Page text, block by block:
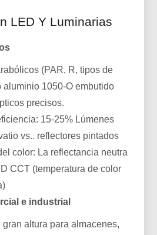
LED Y Luminarias
(PAR, R, tipos de
aluminio 1050-O embutido
precisos.
15-25% Lúmenes
vs.. reflectores pintados
color: La reflectancia neutra
CCT (temperatura de color
e industrial
gran altura para almacenes,